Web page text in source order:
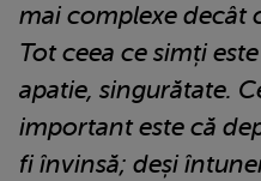
mai complexe decât
Tot ceea ce simți
apatie, singurătate.
important este că
fi învinsă; deși